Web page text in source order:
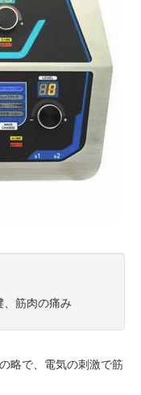
、筋肉の痛み
略で、電気の刺激で筋